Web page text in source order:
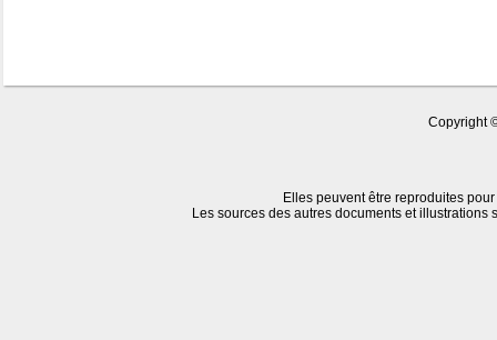
Copyright
Elles peuvent être reproduites
Les sources des autres documents et